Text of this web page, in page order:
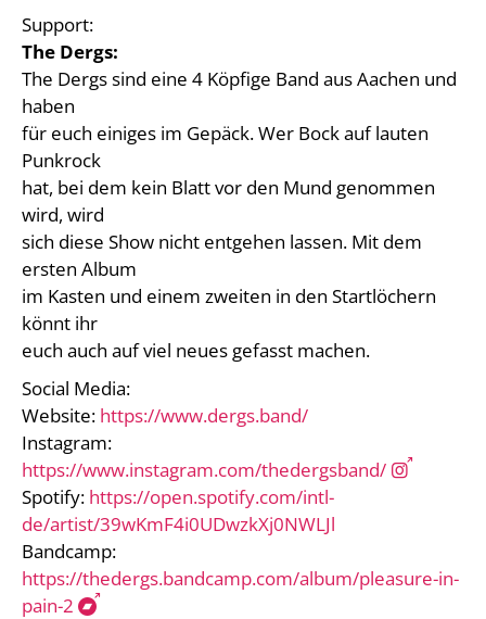
Support:
The Dergs:
The Dergs sind eine 4 Köpfige Band aus Aachen und
haben
für euch einiges im Gepäck. Wer Bock auf lauten
Punkrock
hat, bei dem kein Blatt vor den Mund genommen
wird, wird
sich diese Show nicht entgehen lassen. Mit dem
ersten Album
im Kasten und einem zweiten in den Startlöchern
könnt ihr
euch auch auf viel neues gefasst machen.
Social Media:
Website: https://www.dergs.band/
Instagram:
https://www.instagram.com/thedergsband/
Spotify: https://open.spotify.com/intl-
de/artist/39wKmF4i0UDwzkXj0NWLJl
Bandcamp:
https://thedergs.bandcamp.com/album/pleasure-in-
pain-2